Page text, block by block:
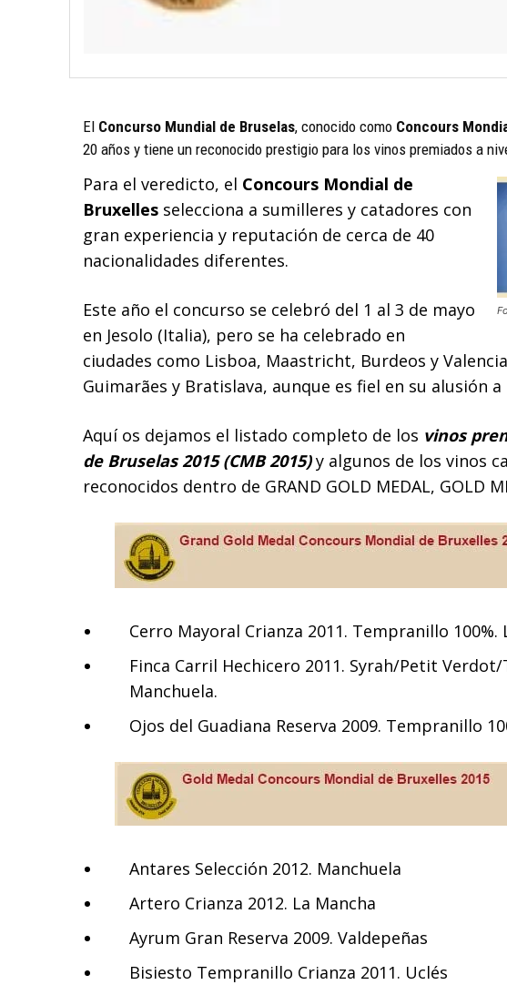
El Concurso Mundial de Bruselas, conocido como Concours
20 años y tiene un reconocido prestigio para los vinos premiados a
Para el veredicto, el Concours Mondial de
Bruxelles selecciona a sumilleres y catadores con
gran experiencia y reputación de cerca de 40
nacionalidades diferentes.
Este año el concurso se celebró del 1 al 3 de mayo
en Jesolo (Italia), pero se ha celebrado en
ciudades como Lisboa, Maastricht, Burdeos y
Guimarães y Bratislava, aunque es fiel en su alusión
Aquí os dejamos el listado completo de los vinos
de Bruselas 2015 (CMB 2015) y algunos de los vinos
reconocidos dentro de GRAND GOLD MEDAL, GOLD
Cerro Mayoral Crianza 2011. Tempranillo 100%.
Finca Carril Hechicero 2011. Syrah/Petit
Manchuela.
Ojos del Guadiana Reserva 2009. Tempranillo
Antares Selección 2012. Manchuela
Artero Crianza 2012. La Mancha
Ayrum Gran Reserva 2009. Valdepeñas
Bisiesto Tempranillo Crianza 2011. Uclés